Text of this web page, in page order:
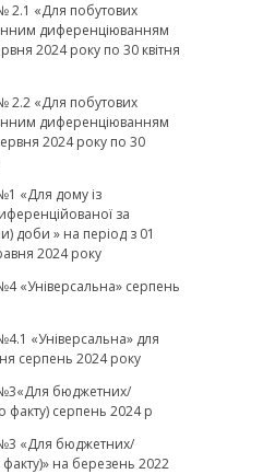
2.1 «Для побутових
диференціюванням
2024 року по 30 квітня
2.2 «Для побутових
диференціюванням
2024 року по 30
«Для дому із
за
доби » на період з 01
2024 року
«Універсальна» серпень
«Універсальна» для
серпень 2024 року
бюджетних/
факту) серпень 2024 р
«Для бюджетних/
на березень 2022